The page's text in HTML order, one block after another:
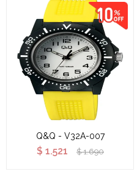
Q&Q - V32A-007
$ 1.521 $ 1.690